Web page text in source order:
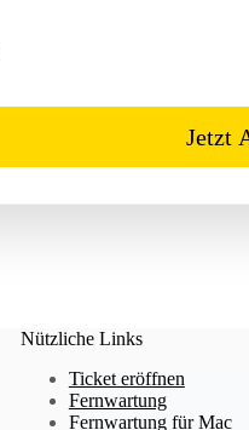
Jetzt
Nützliche Links
Ticket eröffnen
Fernwartung
Fernwartung für Mac